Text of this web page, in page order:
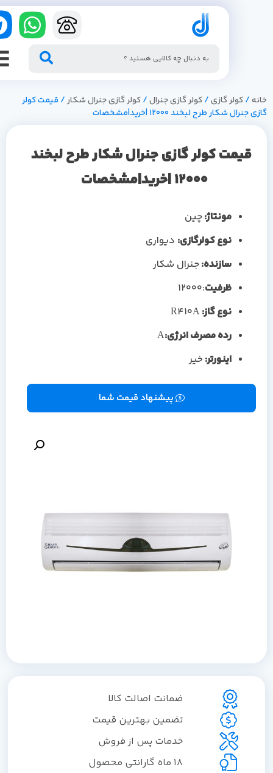
/کولر گازی/کولر گازی جنرال/کولر گازی جنرال شکار/ قیمت کولر
شکار طرح لبخند 12000 |خرید|مشخصات
قیمت کولر گازی جنرال شکار طرح لبخند
12000 |خرید|مشخصات
مونتاژ:چین
نوع کولرگازی:دیواری
سازنده:جنرال شکار
ظرفیت:12000
نوع گاز:R410A
رده مصرف انرژی:A
اینورتر:خیر
پیشنهاد قیمت شما
ضمانت اصالت کالا
تضمین بهترین قیمت
خدمات پس از فروش